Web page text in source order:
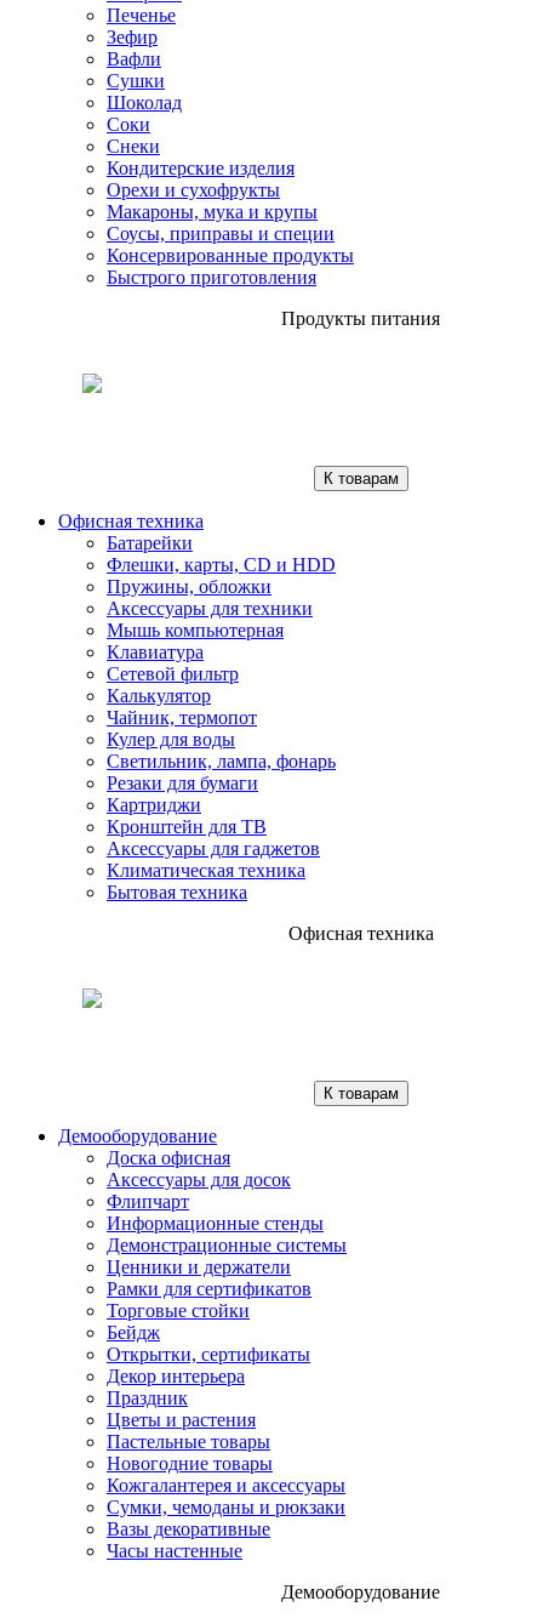
Печенье
Зефир
Вафли
Сушки
Шоколад
Соки
Снеки
Кондитерские изделия
Орехи и сухофрукты
Макароны, мука и крупы
Соусы, приправы и специи
Консервированные продукты
Быстрого приготовления
Продукты питания
К товарам
Офисная техника
Батарейки
Флешки, карты, CD и HDD
Пружины, обложки
Аксессуары для техники
Мышь компьютерная
Клавиатура
Сетевой фильтр
Калькулятор
Чайник, термопот
Кулер для воды
Светильник, лампа, фонарь
Резаки для бумаги
Картриджи
Кронштейн для ТВ
Аксессуары для гаджетов
Климатическая техника
Бытовая техника
Офисная техника
К товарам
Демооборудование
Доска офисная
Аксессуары для досок
Флипчарт
Информационные стенды
Демонстрационные системы
Ценники и держатели
Рамки для сертификатов
Торговые стойки
Бейдж
Открытки, сертификаты
Декор интерьера
Праздник
Цветы и растения
Пастельные товары
Новогодние товары
Кожгалантерея и аксессуары
Сумки, чемоданы и рюкзаки
Вазы декоративные
Часы настенные
Демооборудование